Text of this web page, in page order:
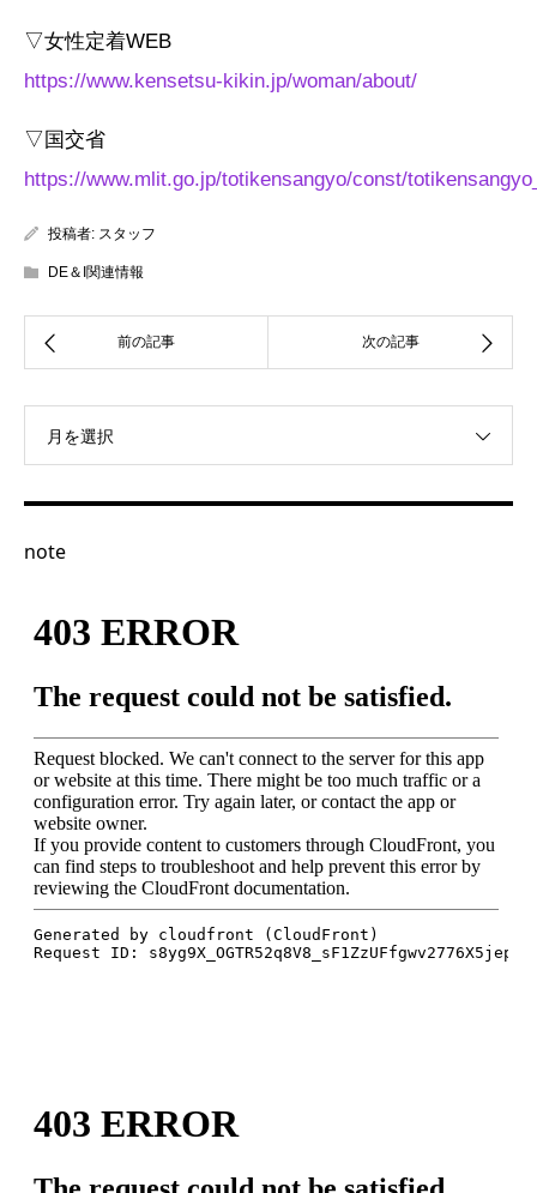
▽女性定着WEB
https://www.kensetsu-kikin.jp/woman/about/
▽国交省
https://www.mlit.go.jp/totikensangyo/const/
投稿者: スタッフ
DE＆I関連情報
月を選択
note